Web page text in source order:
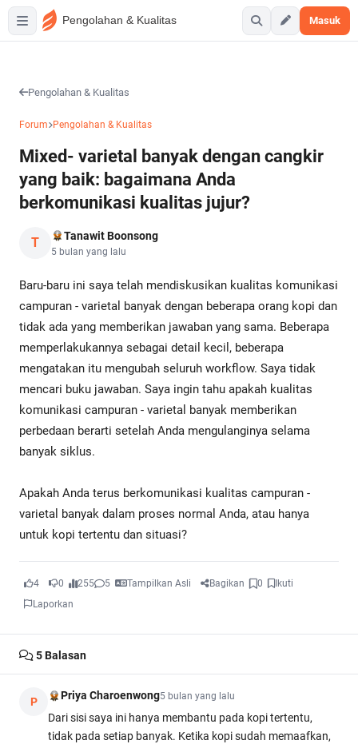
Pengolahan & Kualitas Masuk
Pengolahan & Kualitas
Forum Pengolahan & Kualitas
Mixed- varietal banyak dengan cangkir
yang baik: bagaimana Anda
berkomunikasi kualitas jujur?
T Tanawit Boonsong
5 bulan yang lalu
Baru-baru ini saya telah mendiskusikan kualitas komunikasi
campuran - varietal banyak dengan beberapa orang kopi dan
tidak ada yang memberikan jawaban yang sama. Beberapa
memperlakukannya sebagai detail kecil, beberapa
mengatakan itu mengubah seluruh workflow. Saya tidak
mencari buku jawaban. Saya ingin tahu apakah kualitas
komunikasi campuran - varietal banyak memberikan
perbedaan berarti setelah Anda mengulanginya selama
banyak siklus.
Apakah Anda terus berkomunikasi kualitas campuran -
varietal banyak dalam proses normal Anda, atau hanya
untuk kopi tertentu dan situasi?
4 0 255 5 Tampilkan Asli Bagikan 0
Ikuti
Laporkan
5Balasan
P Priya Charoenwong5 bulan yang lalu
Dari sisi saya ini hanya membantu pada kopi tertentu,
tidak pada setiap banyak. Ketika kopi sudah memaafkan,